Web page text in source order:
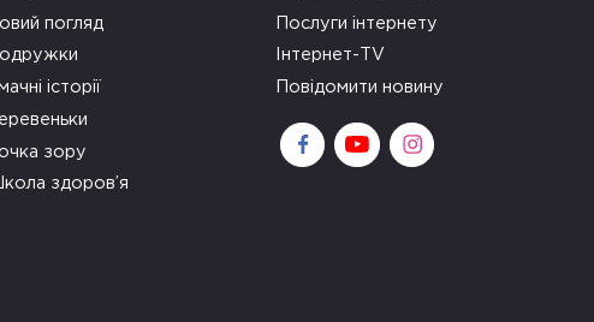
погляд
історії
зору
здоров’я
Послуги інтернету
Інтернет-TV
Повідомити новину